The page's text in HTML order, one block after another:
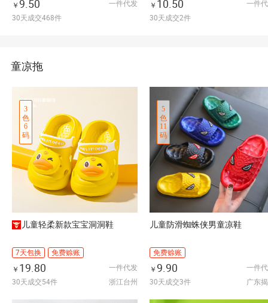
￥ 9.50
一件代发
30天成交468件
￥ 10.50
一件
30天成交2件
童凉拖
3
色
6
码
儿童轻柔新款宝宝洞洞鞋
7天包换
免费赊账
￥ 19.80
一件代发
30天成交54件
浙江台州
5
色
11
码
儿童防滑蜘蛛侠男童凉鞋
免费赊账
￥ 9.90
一件
30天成交3件
广东